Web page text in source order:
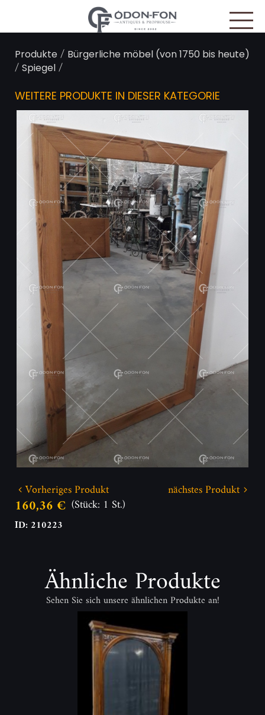
Produkte/ Bürgerliche möbel (von 1750 bis heute)
/Spiegel/
WEITERE PRODUKTE IN DIESER KATEGORIE
Vorheriges Produkt nächstes Produkt
160,36 € (Stück: 1 St.)
ID: 210223
Ähnliche Produkte
Sehen Sie sich unsere ähnlichen Produkte an!